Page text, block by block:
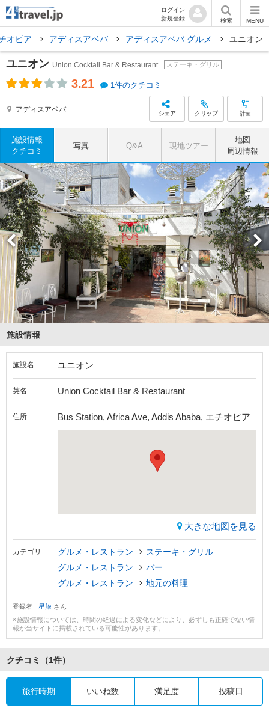
ログイン
新規登録
検索 MENU
オピア アディスアベバ アディスアベバ グルメ ユニオン
ユニオン Union Cocktail Bar & Restaurant ステーキ・グリル
3.21 1件のクチコミ
アディスアベバ シェア クリップ 計画
施設情報
クチコミ
写真 Q&A 現地ツアー
地図
周辺情報
施設情報
施設名 ユニオン
英名 Union Cocktail Bar & Restaurant
住所 Bus Station, Africa Ave, Addis Ababa, エチオピア
大きな地図を見る
カテゴリ グルメ・レストラン
ステーキ・グリル
グルメ・レストラン
バー
グルメ・レストラン
地元の料理
登録者 星旅 さん
※施設情報については、時間の経過による変化などにより、必ずしも正確でない情
報が当サイトに掲載されている可能性があります。
クチコミ （1件）
旅行時期 いいね数 満足度 投稿日